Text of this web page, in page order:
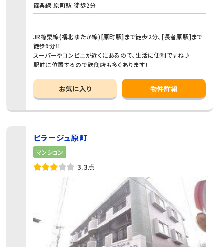
篠栗線 原町駅 徒歩2分
JR篠栗線(福北ゆたか線)[原町駅]まで徒歩2分、[長者原駅]まで
徒歩9分‼
スーパーやコンビニが近くにあるので、生活に便利ですね♪
駅前に位置するので飲食店も多くあります！
お気に入り 物件詳細
ビラージュ原町
マンション
3.3点